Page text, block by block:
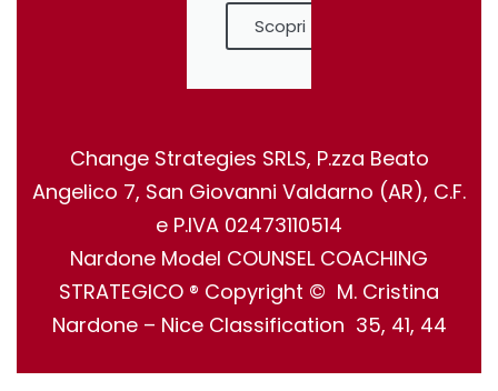
Scopri
Change Strategies SRLS, P.zza Beato
Angelico 7, San Giovanni Valdarno (AR), C.F.
e P.IVA 02473110514
Nardone Model COUNSEL COACHING
STRATEGICO ® Copyright © M. Cristina
Nardone – Nice Classification 35, 41, 44